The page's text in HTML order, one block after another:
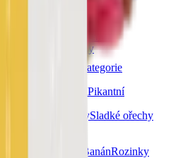
Ořechy v mléčné
Ořechy
Další kategorie
Pikantní
Slané ořechySladké ořechy
BanánRozinky